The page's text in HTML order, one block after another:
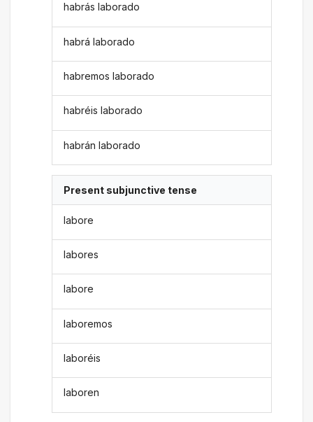
habrás laborado
habrá laborado
habremos laborado
habréis laborado
habrán laborado
Present subjunctive tense
labore
labores
labore
laboremos
laboréis
laboren